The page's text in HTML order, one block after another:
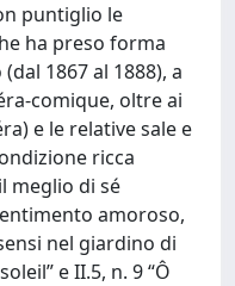
puntiglio le
ha preso forma
1867 al 1888), a
comique, oltre ai
e le relative sale e
ricca
meglio di sé
amoroso,
nel giardino di
e II.5, n. 9 “Ô